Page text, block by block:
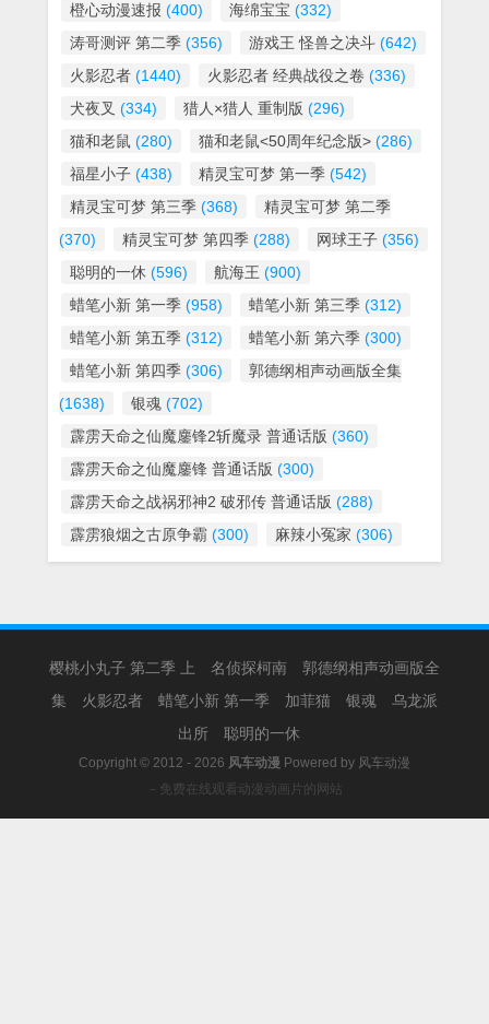
橙心动漫速报 (400) 海绵宝宝 (332)
涛哥测评 第二季 (356) 游戏王 怪兽之决斗 (642)
火影忍者 (1440) 火影忍者 经典战役之卷 (336)
犬夜叉 (334) 猎人×猎人 重制版 (296)
猫和老鼠 (280) 猫和老鼠<50周年纪念版> (286)
福星小子 (438) 精灵宝可梦 第一季 (542)
精灵宝可梦 第三季 (368)
精灵宝可梦 第二季
(370)
精灵宝可梦 第四季 (288) 网球王子 (356)
聪明的一休 (596) 航海王 (900)
蜡笔小新 第一季 (958) 蜡笔小新 第三季 (312)
蜡笔小新 第五季 (312) 蜡笔小新 第六季 (300)
蜡笔小新 第四季 (306)
郭德纲相声动画版全集
(1638)
银魂 (702)
霹雳天命之仙魔鏖锋2斩魔录 普通话版 (360)
霹雳天命之仙魔鏖锋 普通话版 (300)
霹雳天命之战祸邪神2 破邪传 普通话版 (288)
霹雳狼烟之古原争霸 (300) 麻辣小冤家 (306)
樱桃小丸子 第二季 上 名侦探柯南
郭德纲相声动画版全
集
火影忍者 蜡笔小新 第一季 加菲猫 银魂
乌龙派
出所
聪明的一休
Copyright © 2012 - 2026 风车动漫 Powered by 风车动漫
－免费在线观看动漫动画片的网站